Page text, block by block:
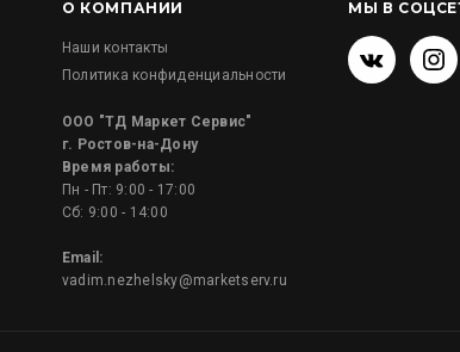
О КОМПАНИИ
Наши контакты
Политика конфиденциальности
ООО "ТД Маркет Сервис"
г. Ростов-на-Дону
Время работы:
Пн - Пт: 9:00 - 17:00
Сб: 9:00 - 14:00
Email:
vadim.nezhelsky@marketserv.ru
МЫ В